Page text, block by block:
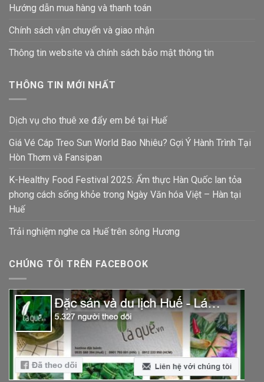
Hướng dẫn mua hàng và thanh toán
Chính sách vận chuyển và giao nhận
Thông tin website và chính sách bảo mật thông tin
THÔNG TIN MỚI NHẤT
Dịch vụ cho thuê xe đẩy em bé tại Huế
Giá Vé Cáp Treo Sun World Bao Nhiêu? Gợi Ý Hành Trình Tại
Hòn Thơm và Fansipan
K-Healthy Food Festival 2025: Ẩm thực Hàn Quốc lan tỏa
phong cách sống khỏe trong Ngày Văn hóa Việt – Hàn tại
Huế
Trải nghiệm nghe ca Huế trên sông Hương
CHÚNG TÔI TRÊN FACEBOOK